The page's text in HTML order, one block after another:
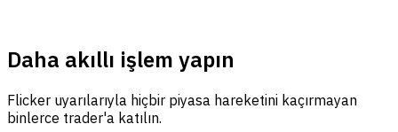
Daha akıllı işlem yapın
Flicker uyarılarıyla hiçbir piyasa hareketini kaçırmayan
binlerce trader'a katılın.